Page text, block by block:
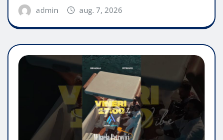
admin aug. 7, 2026